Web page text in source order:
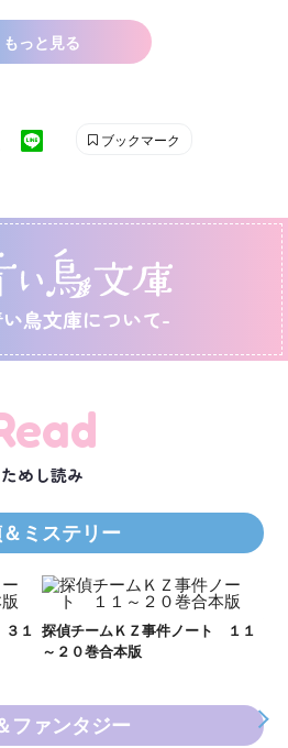
もっと見る
ブックマーク
鳥文庫について-
ためし読み
ミステリー
１ 探偵チームＫＺ事件ノート １１
～２０巻合本版
ファンタジー